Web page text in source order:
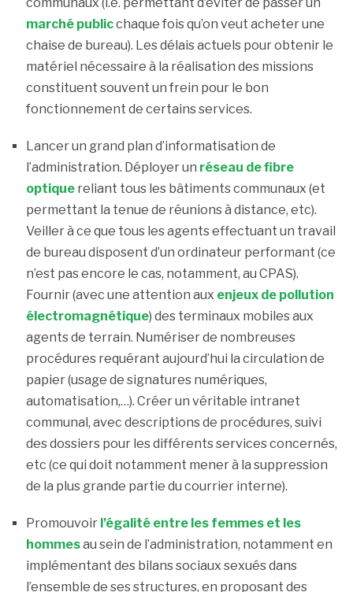
marché publicchaque fois qu’on veut acheter une
chaise de bureau). Les délais actuels pour obtenir le
matériel nécessaire à la réalisation des missions
constituent souvent un frein pour le bon
fonctionnement de certains services.
Lancer un grand plan d’informatisation de
l’administration. Déployer un réseau de fibre
optiquereliant tous les bâtiments communaux (et
permettant la tenue de réunions à distance, etc).
Veiller à ce que tous les agents effectuant un travail
de bureau disposent d’un ordinateur performant (ce
n’est pas encore le cas, notamment, au CPAS).
Fournir (avec une attention aux enjeux de pollution
électromagnétique) des terminaux mobiles aux
agents de terrain. Numériser de nombreuses
procédures requérant aujourd’hui la circulation de
papier (usage de signatures numériques,
automatisation,…). Créer un véritable intranet
communal, avec descriptions de procédures, suivi
des dossiers pour les différents services concernés,
etc (ce qui doit notamment mener à la suppression
de la plus grande partie du courrier interne).
Promouvoir l’égalité entre les femmes et les
hommesau sein de l’administration, notamment en
implémentant des bilans sociaux sexués dans
l’ensemble de ses structures, en proposant des